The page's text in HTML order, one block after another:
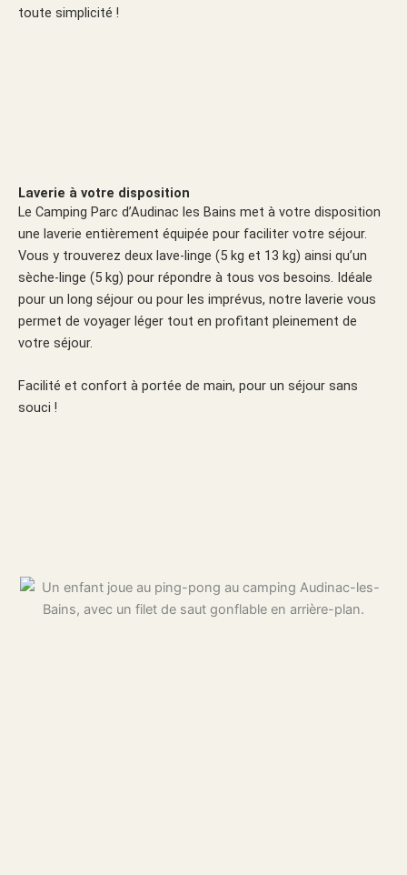
toute simplicité !
Laverie à votre disposition
Le Camping Parc d’Audinac les Bains met à votre disposition
une laverie entièrement équipée pour faciliter votre séjour.
Vous y trouverez deux lave-linge (5 kg et 13 kg) ainsi qu’un
sèche-linge (5 kg) pour répondre à tous vos besoins. Idéale
pour un long séjour ou pour les imprévus, notre laverie vous
permet de voyager léger tout en profitant pleinement de
votre séjour.
Facilité et confort à portée de main, pour un séjour sans
souci !